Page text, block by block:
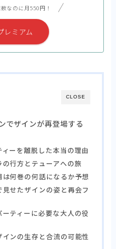
なのに月550円！
レミアム
CLOSE
でザインが再登場する
ーを離脱した本当の理由
行方とテューアへの旅
何巻の何話になるか予想
せたザインの姿と再会フ
ティーに必要な大人の役
ンの生存と合流の可能性